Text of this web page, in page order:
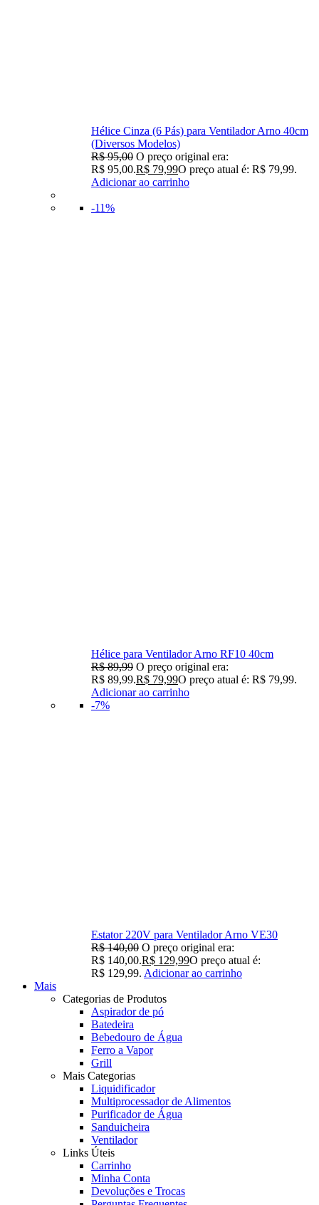
Hélice Cinza (6 Pás) para Ventilador Arno 40cm
(Diversos Modelos)
R$95,00 O preço original era:
R$ 95,00.R$ 79,99O preço atual é: R$ 79,99.
Adicionar ao carrinho
-11%
Hélice para Ventilador Arno RF10 40cm
R$89,99 O preço original era:
R$ 89,99.R$ 79,99O preço atual é: R$ 79,99.
Adicionar ao carrinho
-7%
Estator 220V para Ventilador Arno VE30
R$140,00 O preço original era:
R$ 140,00.R$ 129,99O preço atual é:
R$ 129,99. Adicionar ao carrinho
Mais
Categorias de Produtos
Aspirador de pó
Batedeira
Bebedouro de Água
Ferro a Vapor
Grill
Mais Categorias
Liquidificador
Multiprocessador de Alimentos
Purificador de Água
Sanduicheira
Ventilador
Links Úteis
Carrinho
Minha Conta
Devoluções e Trocas